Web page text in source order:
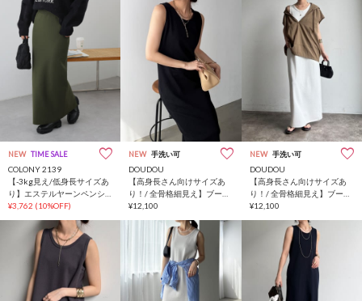
NEW TIME SALE
COLONY 2139
【-3kg見え/低身長サイズあ
り】エステルヤーンペンシ
ルスカート
¥3,762 (10%OFF)
NEW 手洗い可
DOUDOU
【高身長さん向けサイズあ
り！/ 全骨格細見え】ブーク
レーダンボールタンクワン
¥12,100
NEW 手洗い可
DOUDOU
【高身長さん向けサイズあ
り！/ 全骨格細見え】ブーク
レーダンボールタンクワン
¥12,100